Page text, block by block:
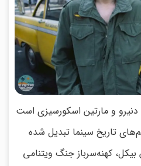
و مارتین اسکورسیزی است
تاریخ سینما تبدیل شده
کهنه‌سرباز جنگ ویتنامی